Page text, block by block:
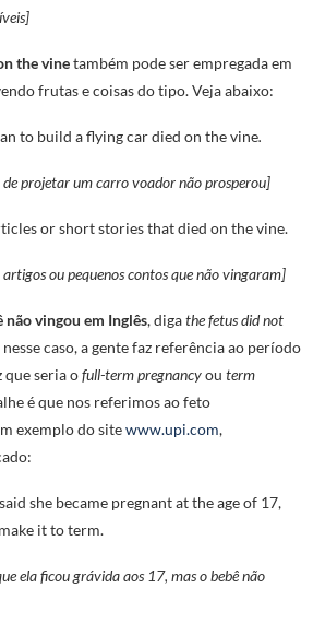
the vinetambém pode ser empregada em
frutas e coisas do tipo. Veja abaixo:
to build a flying car died on the vine.
projetar um carro voador não prosperou]
or short stories that died on the vine.
artigos ou pequenos contos que não vingaram]
não vingou em Inglês, digathe fetus did not
nesse caso, a gente faz referência ao período
que seria ofull-term pregnancyou term
é que nos referimos ao feto
exemplo do sitewww.upi.com,
she became pregnant at the age of 17,
it to term.
ela ficou grávida aos 17, mas o bebê não